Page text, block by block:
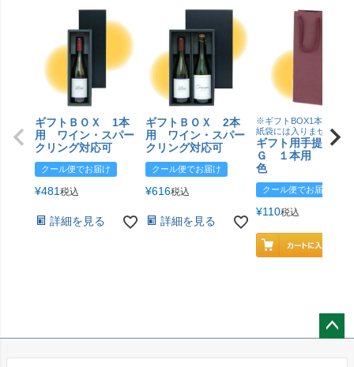
ギフトＢＯＸ 1本
用 ワイン・スパー
クリング対応可
クール便でお届け
¥481税込
詳細を見る
ギフトＢＯＸ 2本
用 ワイン・スパー
クリング対応可
クール便でお届け
¥616税込
詳細を見る
※ギフトBOX1本用はこ
紙袋には入りません
ギフト用手提げＢ
Ｇ １本用 エン
色
クール便でお届け
¥110税込